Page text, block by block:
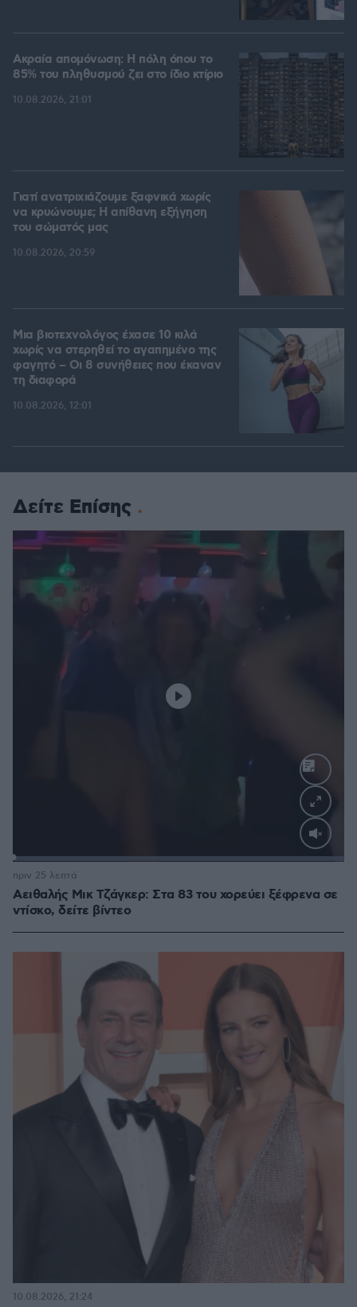
Ακραία απομόνωση: Η πόλη όπου το
85% του πληθυσμού ζει στο ίδιο κτίριο
10.08.2026, 21:01
Γιατί ανατριχιάζουμε ξαφνικά χωρίς
να κρυώνουμε; Η απίθανη εξήγηση
του σώματός μας
10.08.2026, 20:59
Μια βιοτεχνολόγος έχασε 10 κιλά
χωρίς να στερηθεί το αγαπημένο της
φαγητό – Οι 8 συνήθειες που έκαναν
τη διαφορά
10.08.2026, 12:01
Δείτε Επίσης
Loaded:
Αειθαλής Μικ Τζάγκερ: Στα 83 του χορεύει ξέφρενα σε
ντίσκο, δείτε βίντεο
πριν 25 λεπτά
10.08.2026, 21:24